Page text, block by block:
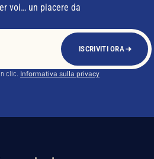
voi… un piacere da
ISCRIVITI ORA
clic. Informativa sulla privacy